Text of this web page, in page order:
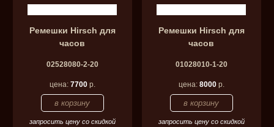
Ремешки Hirsch для
часов
02528080-2-20
цена: 7700р.
запросить цену со скидкой
Ремешки Hirsch для
часов
01028010-1-20
цена: 8000р.
запросить цену со скидкой